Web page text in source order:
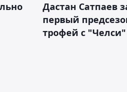
Дастан Сатпаев
первый
трофей с